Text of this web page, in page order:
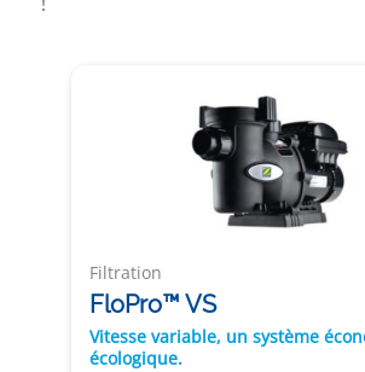
Filtration
FloPro™ VS
Vitesse variable, un système
écologique.